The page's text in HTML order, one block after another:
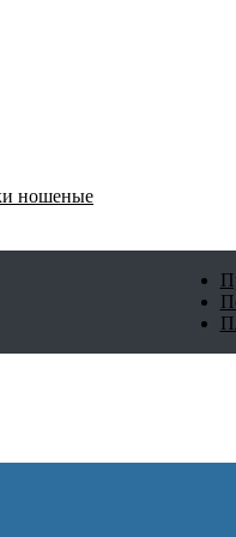
ношеные